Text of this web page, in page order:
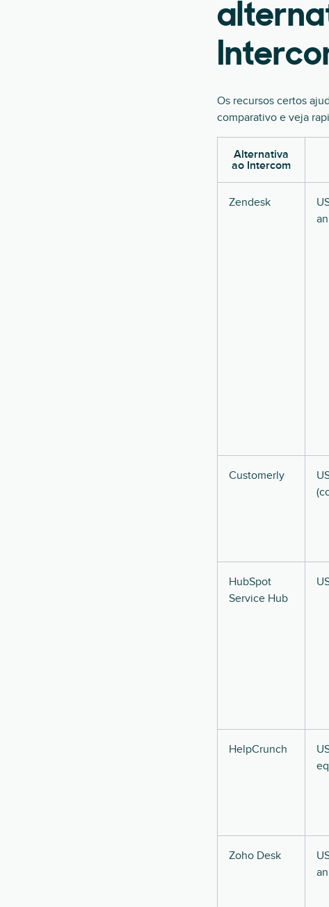
Os recursos certos
comparativo e veja
Alternativa
ao Intercom
Zendesk
Customerly
HubSpot
Service Hub
HelpCrunch
Zoho Desk